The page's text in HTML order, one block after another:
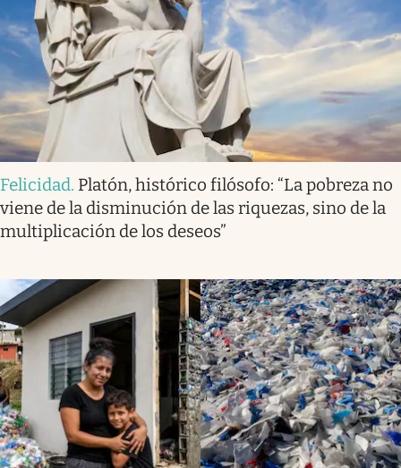
Felicidad. Platón, histórico filósofo: “La pobreza no
viene de la disminución de las riquezas, sino de la
multiplicación de los deseos”